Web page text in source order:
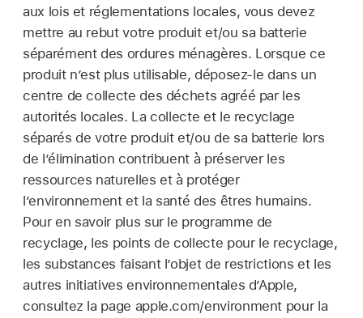
aux lois et réglementations locales, vous devez
mettre au rebut votre produit et/ou sa batterie
séparément des ordures ménagères. Lorsque ce
produit n’est plus utilisable, déposez-le dans un
centre de collecte des déchets agréé par les
autorités locales. La collecte et le recyclage
séparés de votre produit et/ou de sa batterie lors
de l’élimination contribuent à préserver les
ressources naturelles et à protéger
l’environnement et la santé des êtres humains.
Pour en savoir plus sur le programme de
recyclage, les points de collecte pour le recyclage,
les substances faisant l’objet de restrictions et les
autres initiatives environnementales d’Apple,
consultez la page apple.com/environment pour la